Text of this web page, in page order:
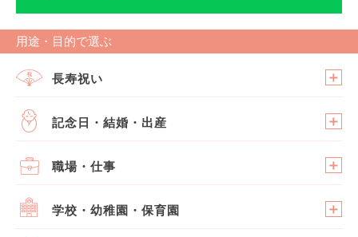
用途・目的で選ぶ
長寿祝い
記念日・結婚・出産
職場・仕事
学校・幼稚園・保育園